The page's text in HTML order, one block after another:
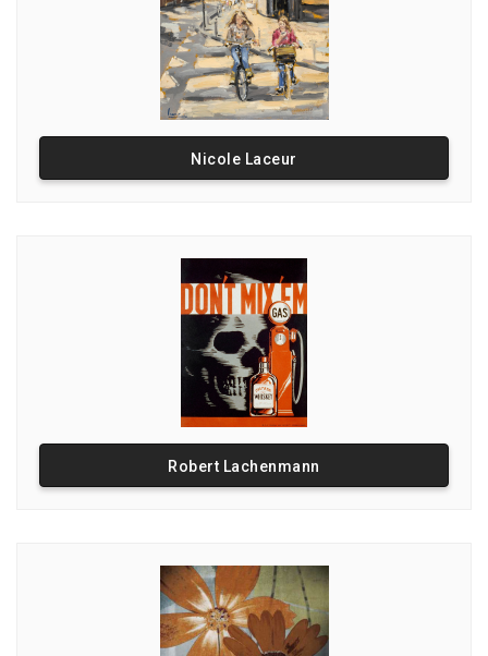
Nicole Laceur
Robert Lachenmann